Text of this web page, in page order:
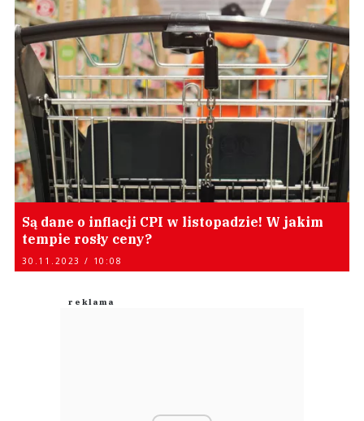
Są dane o inflacji CPI w listopadzie! W jakim
tempie rosły ceny?
30.11.2023 / 10:08